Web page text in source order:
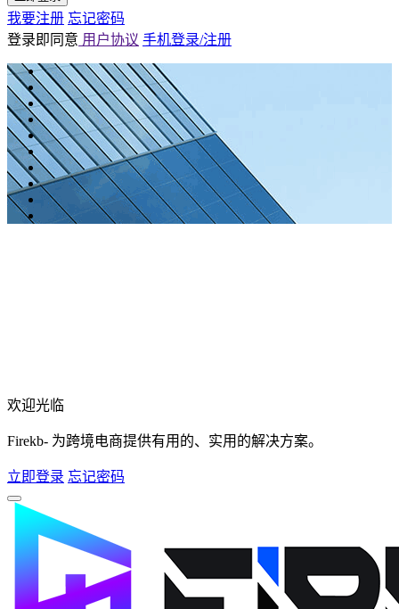
我要注册 忘记密码
登录即同意 用户协议 手机登录/注册
欢迎光临
Firekb- 为跨境电商提供有用的、实用的解决方案。
立即登录 忘记密码